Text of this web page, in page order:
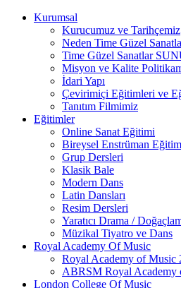
Kurumsal
Kurucumuz ve Tarihçemiz
Neden Time Güzel
Time Güzel Sanatlar
Misyon ve Kalite
İdari Yapı
Çevirimiçi Eğitimleri ve
Tanıtım Filmimiz
Eğitimler
Online Sanat Eğitimi
Bireysel Enstrüman
Grup Dersleri
Klasik Bale
Modern Dans
Latin Dansları
Resim Dersleri
Yaratıcı Drama /
Müzikal Tiyatro ve Dans
Royal Academy Of Music
Royal Academy of Music
ABRSM Royal Academy
London College Of Music